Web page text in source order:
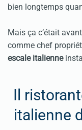
bien longtemps
Mais ça c’était
comme chef
escale italienne
Il
italienne